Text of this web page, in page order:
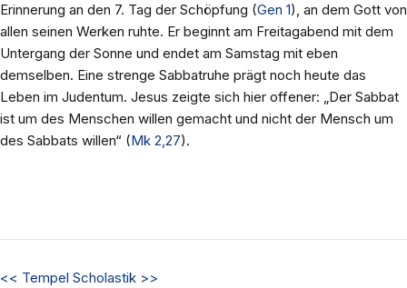
Erinnerung an den 7. Tag der Schöpfung (Gen 1), an dem Gott von
allen seinen Werken ruhte. Er beginnt am Freitagabend mit dem
Untergang der Sonne und endet am Samstag mit eben
demselben. Eine strenge Sabbatruhe prägt noch heute das
Leben im Judentum. Jesus zeigte sich hier offener: „Der Sabbat
ist um des Menschen willen gemacht und nicht der Mensch um
des Sabbats willen“ (Mk 2,27).
<< Tempel Scholastik >>